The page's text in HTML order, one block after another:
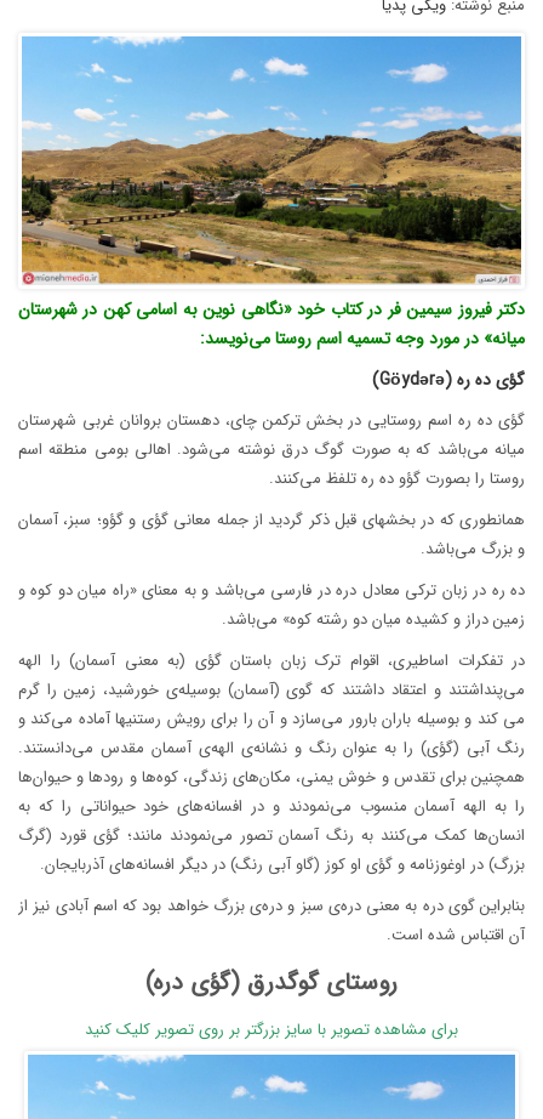
منبع نوشته: ویکی پدیا
دکتر فیروز سیمین فر در کتاب خود «نگاهی نوین به اسامی کهن در شهرستان
میانه» در مورد وجه تسمیه اسم روستا می‌نویسد:
گؤی ده ره (G
öydərə
)
گؤی ده ره اسم روستایی در بخش ترکمن چای، دهستان بروانان غربی شهرستان
میانه می‌باشد که به صورت گوگ درق نوشته می‌شود. اهالی بومی منطقه اسم
روستا را بصورت گؤو ده ره تلفظ می‌کنند.
همانطوری که در بخشهای قبل ذکر گردید از جمله معانی گؤی و گؤو؛ سبز، آسمان
و بزرگ می‌باشد.
ده ره در زبان ترکی معادل دره در فارسی می‌باشد و به معنای «راه میان دو کوه و
زمین دراز و کشیده میان دو رشته کوه» می‌باشد.
در تفکرات اساطیری، اقوام ترک زبان باستان گؤی (به معنی آسمان) را الهه
می‌پنداشتند و اعتقاد داشتند که گوی (آسمان) بوسیله‌ی خورشید، زمین را گرم
می کند و بوسیله باران بارور می‌سازد و آن را برای رویش رستنیها آماده می‌کند و
رنگ آبی (گؤی) را به عنوان رنگ و نشانه‌ی الهه‌ی آسمان مقدس می‌دانستند.
همچنین برای تقدس و خوش یمنی، مکان‌های زندگی، کوه‌ها و رودها و حیوان‌ها
را به الهه آسمان منسوب می‌نمودند و در افسانه‌های خود حیواناتی را که به
انسان‌ها کمک می‌کنند به رنگ آسمان تصور می‌نمودند مانند؛ گؤی قورد (گرگ
بزرگ) در اوغوزنامه و گؤی او کوز (گاو آبی رنگ) در دیگر افسانه‌های آذربایجان.
بنابراین گوی دره به معنی دره‌ی سبز و دره‌ی بزرگ خواهد بود که اسم آبادی نیز از
آن اقتباس شده است.
روستای گوگدرق (گؤی دره)
برای مشاهده تصویر با سایز بزرگتر بر روی تصویر کلیک کنید